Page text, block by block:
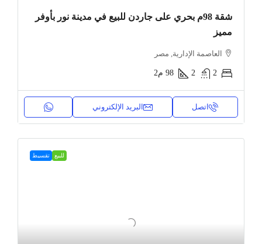
شقة 98م بحري على جاردن للبيع في مدينة نور بأوفر
مميز
العاصمة الإدارية, مصر
2
2
98 م2
اتصل البريد الإلكتروني
للبيع تقسيط